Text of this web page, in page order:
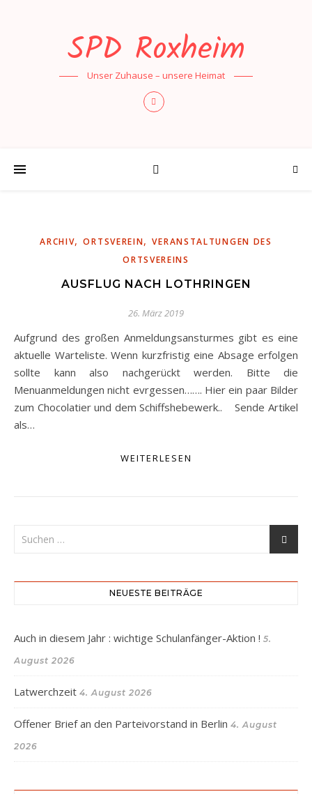
SPD Roxheim
Unser Zuhause – unsere Heimat
ARCHIV,ORTSVEREIN,VERANSTALTUNGEN DES
ORTSVEREINS
AUSFLUG NACH LOTHRINGEN
26. März 2019
Aufgrund des großen Anmeldungsansturmes gibt es eine
aktuelle Warteliste. Wenn kurzfristig eine Absage erfolgen
sollte kann also nachgerückt werden. Bitte die
Menuanmeldungen nicht evrgessen……. Hier ein paar Bilder
zum Chocolatier und dem Schiffshebewerk.. Sende Artikel
als…
WEITERLESEN
NEUESTE BEITRÄGE
Auch in diesem Jahr : wichtige Schulanfänger-Aktion ! 5.
August 2026
Latwerchzeit 4. August 2026
Offener Brief an den Parteivorstand in Berlin 4. August
2026